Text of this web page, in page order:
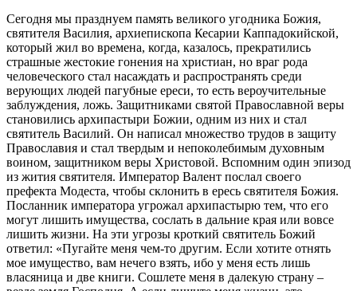
Сегодня мы празднуем память великого угодника Божия,
святителя Василия, архиепископа Кесарии Каппадокийской,
который жил во времена, когда, казалось, прекратились
страшные жестокие гонения на христиан, но враг рода
человеческого стал насаждать и распространять среди
верующих людей пагубные ереси, то есть вероучительные
заблуждения, ложь. Защитниками святой Православной веры
становились архипастыри Божии, одним из них и стал
святитель Василий. Он написал множество трудов в защиту
Православия и стал твердым и непоколебимым духовным
воином, защитником веры Христовой. Вспомним один эпизод
из жития святителя. Император Валент послал своего
префекта Модеста, чтобы склонить в ересь святителя Божия.
Посланник императора угрожал архипастырю тем, что его
могут лишить имущества, сослать в дальние края или вовсе
лишить жизни. На эти угрозы кроткий святитель Божий
ответил: «Пугайте меня чем-то другим. Если хотите отнять
мое имущество, вам нечего взять, ибо у меня есть лишь
власяница и две книги. Сошлете меня в далекую страну –